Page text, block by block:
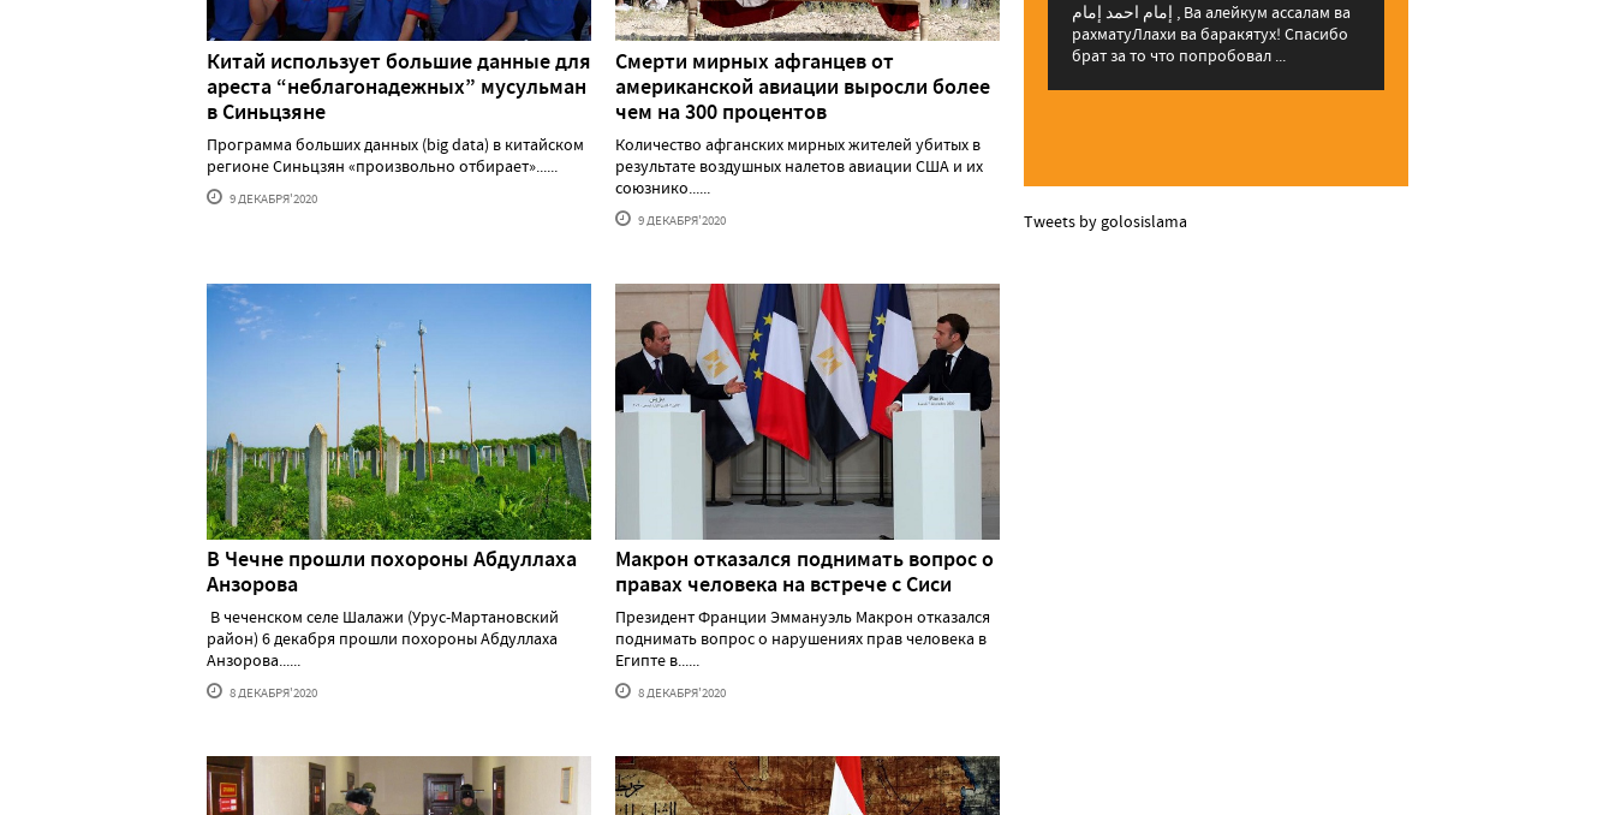
Китай использует большие данные для
ареста “неблагонадежных” мусульман
в Синьцзяне
Программа больших данных (big data) в китайском
регионе Синьцзян «произвольно отбирает»......
9 ДЕКАБРЯ'2020
Смерти мирных афганцев от
американской авиации выросли более
чем на 300 процентов
Количество афганских мирных жителей убитых в
результате воздушных налетов авиации США и их
союзнико......
9 ДЕКАБРЯ'2020
В Чечне прошли похороны Абдуллаха
Анзорова
В чеченском селе Шалажи (Урус-Мартановский
район) 6 декабря прошли похороны Абдуллаха
Анзорова......
8 ДЕКАБРЯ'2020
Макрон отказался поднимать вопрос о
правах человека на встрече с Сиси
Президент Франции Эммануэль Макрон отказался
поднимать вопрос о нарушениях прав человека в
Египте в......
8 ДЕКАБРЯ'2020
إمام احمد إمام , Ва алейкум ассалам ва
рахматуЛлахи ва баракятух! Спасибо
брат за то что попробовал ...
Tweets by golosislama